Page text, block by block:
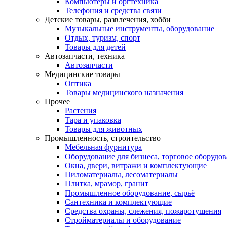
Телефония и средства связи
Детские товары, развлечения, хобби
Музыкальные инструменты, оборудование
Отдых, туризм, спорт
Товары для детей
Автозапчасти, техника
Автозапчасти
Медицинские товары
Оптика
Товары медицинского назначения
Прочее
Растения
Тара и упаковка
Товары для животных
Промышленность, строительство
Мебельная фурнитура
Оборудование для бизнеса, торговое
Окна, двери, витражи и комплектующие
Пиломатериалы, лесоматериалы
Плитка, мрамор, гранит
Промышленное оборудование, сырьё
Сантехника и комплектующие
Средства охраны, слежения, пожаротушения
Стройматериалы и оборудование